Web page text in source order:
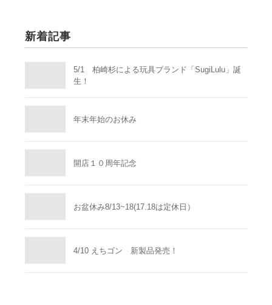
新着記事
5/1 柏崎杉による玩具ブランド「SugiLulu」誕
生！
年末年始のお休み
開店１０周年記念
お盆休み8/13~18(17.18は定休日）
4/10 えちゴン 新製品発売！